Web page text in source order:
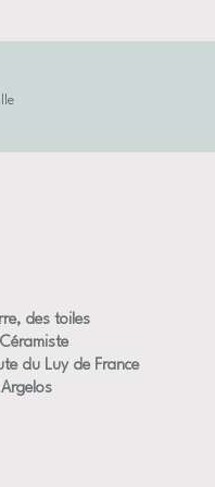
des toiles
du Luy de France